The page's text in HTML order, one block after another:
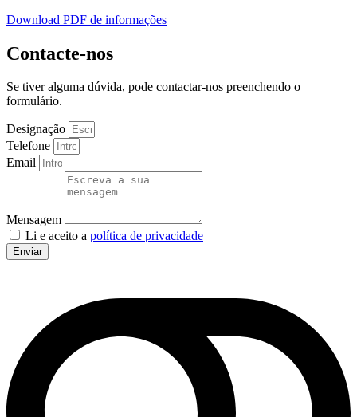
Download PDF de informações
Contacte-nos
Se tiver alguma dúvida, pode contactar-nos preenchendo o
formulário.
Designação
Telefone
Email
Mensagem
Li e aceito a política de privacidade
Enviar